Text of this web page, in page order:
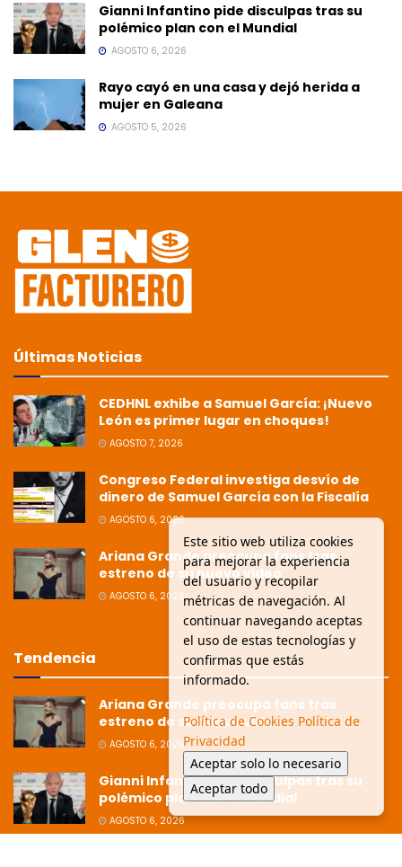
Gianni Infantino pide disculpas tras su
polémico plan con el Mundial
AGOSTO 6, 2026
Rayo cayó en una casa y dejó herida a
mujer en Galeana
AGOSTO 5, 2026
Últimas Noticias
CEDHNL exhibe a Samuel García: ¡Nuevo
León es primer lugar en choques!
AGOSTO 7, 2026
Congreso Federal investiga desvío de
dinero de Samuel García con la Fiscalía
AGOSTO 6, 2026
Ariana Grande preocupa fans tras
estreno de su nuevo video
AGOSTO 6, 2026
Tendencia
Ariana Grande preocupa fans tras
estreno de su nuevo video
AGOSTO 6, 2026
Gianni Infantino pide disculpas tras su
polémico plan con el Mundial
AGOSTO 6, 2026
Este sitio web utiliza cookies
para mejorar la experiencia
del usuario y recopilar
métricas de navegación. Al
continuar navegando aceptas
el uso de estas tecnologías y
confirmas que estás
informado.
Política de Cookies Política de
Privacidad
Aceptar solo lo necesario
Aceptar todo